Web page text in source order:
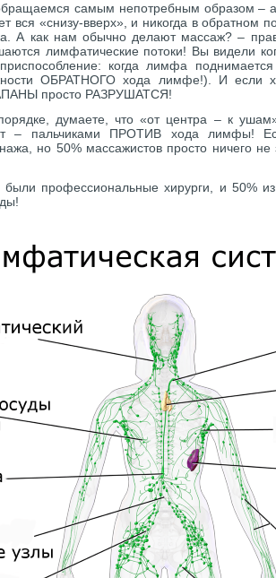
самым непотребным образом –
вся «снизу-вверх», и никогда в обратном
А как нам обычно делают массаж? –
лимфатические потоки! Вы видели
когда лимфа
ОБРАТНОГО хода лимфе!). И если
просто РАЗРУШАТСЯ!
думаете, что «от центра – к
– пальчиками ПРОТИВ хода лимфы!
но 50% массажистов просто ничего не
были профессиональные хирурги, и 50%